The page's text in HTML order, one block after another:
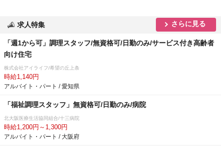
求人特集 さらに見る
「週1から可」調理スタッフ/無資格可/日勤のみ/サービス付き高齢者
向け住宅
株式会社アイライフ/希望の丘上条
時給1,140円
アルバイト・パート / 愛知県
「福祉調理スタッフ」無資格可/日勤のみ/病院
北大阪医療生活協同組合/十三病院
時給1,200円～1,300円
アルバイト・パート / 大阪府